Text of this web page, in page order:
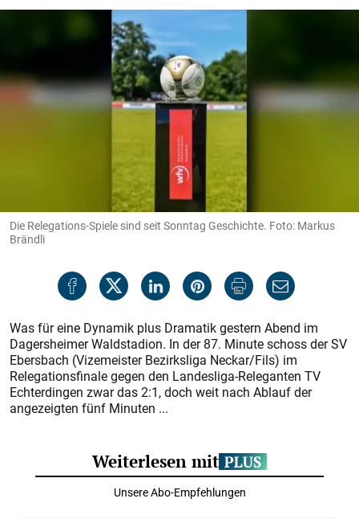
Die Relegations-Spiele sind seit Sonntag Geschichte. Foto: Markus
Brändli
Was für eine Dynamik plus Dramatik gestern Abend im
Dagersheimer Waldstadion. In der 87. Minute schoss der SV
Ebersbach (Vizemeister Bezirksliga Neckar/Fils) im
Relegationsfinale gegen den Landesliga-Releganten TV
Echterdingen zwar das 2:1, doch weit nach Ablauf der
angezeigten fünf Minuten ...